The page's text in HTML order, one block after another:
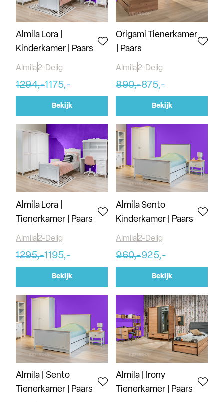
Almila Lora |
Kinderkamer | Paars
Almila2-Delig
1294,-1175,-
Bekijk
Origami Tienerkamer
| Paars
Almila2-Delig
890,-875,-
Bekijk
Almila Lora |
Tienerkamer | Paars
Almila2-Delig
1295,-1195,-
Bekijk
Almila Sento
Kinderkamer | Paars
Almila2-Delig
960,-925,-
Bekijk
Almila | Sento
Tienerkamer | Paars
Almila | Irony
Tienerkamer | Paars